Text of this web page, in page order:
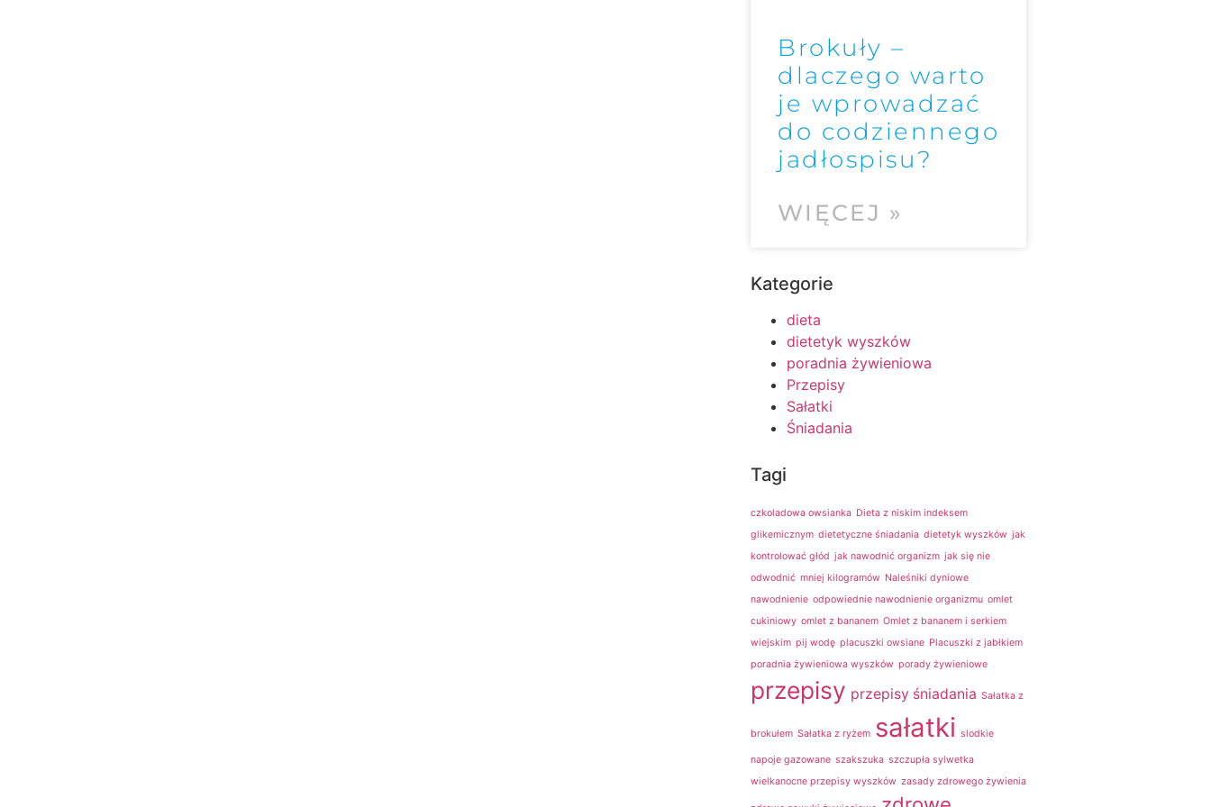
Brokuły –
dlaczego warto
je wprowadzać
do codziennego
jadłospisu?
WIĘCEJ »
Kategorie
dieta
dietetyk wyszków
poradnia żywieniowa
Przepisy
Sałatki
Śniadania
Tagi
czkoladowa owsianka Dieta z niskim indeksem
glikemicznym dietetyczne śniadania dietetyk wyszków jak
kontrolować głód jak nawodnić organizm jak się nie
odwodnić mniej kilogramów Naleśniki dyniowe
nawodnienie odpowiednie nawodnienie organizmu omlet
cukiniowy omlet z bananem Omlet z bananem i serkiem
wiejskim pij wodę placuszki owsiane Placuszki z jabłkiem
poradnia żywieniowa wyszków porady żywieniowe
przepisy przepisy śniadania Sałatka z
brokułem Sałatka z ryżem sałatki slodkie
napoje gazowane szakszuka szczupła sylwetka
wielkanocne przepisy wyszków zasady zdrowego żywienia